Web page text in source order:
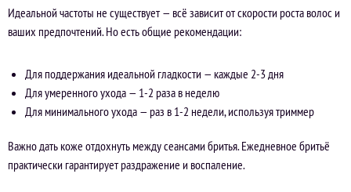
Идеальной частоты не существует — всё зависит от скорости роста волос и
ваших предпочтений. Но есть общие рекомендации:
Для поддержания идеальной гладкости — каждые 2-3 дня
Для умеренного ухода — 1-2 раза в неделю
Для минимального ухода — раз в 1-2 недели, используя триммер
Важно дать коже отдохнуть между сеансами бритья. Ежедневное бритьё
практически гарантирует раздражение и воспаление.